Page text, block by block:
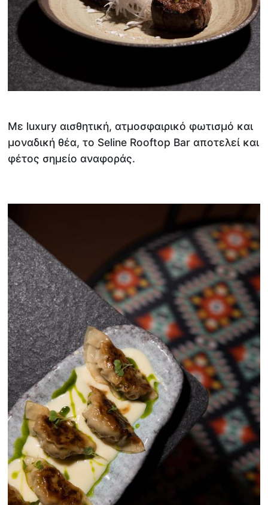
Με luxury αισθητική, ατμοσφαιρικό φωτισμό και
μοναδική θέα, το Seline Rooftop Bar αποτελεί και
φέτος σημείο αναφοράς.